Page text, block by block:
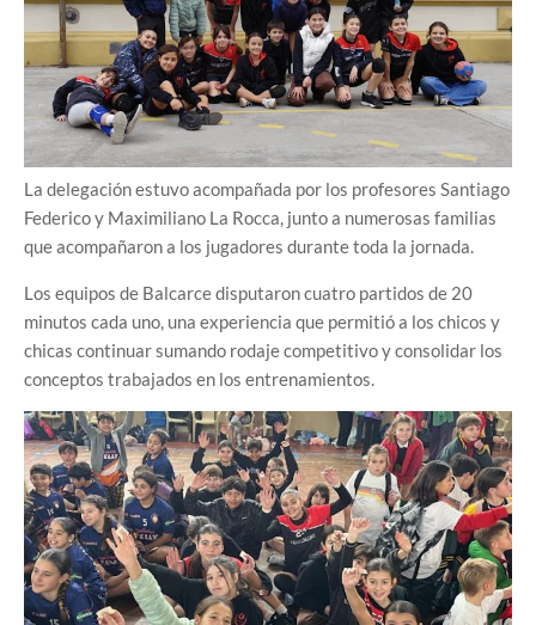
La delegación estuvo acompañada por los profesores Santiago
Federico y Maximiliano La Rocca, junto a numerosas familias
que acompañaron a los jugadores durante toda la jornada.
Los equipos de Balcarce disputaron cuatro partidos de 20
minutos cada uno, una experiencia que permitió a los chicos y
chicas continuar sumando rodaje competitivo y consolidar los
conceptos trabajados en los entrenamientos.